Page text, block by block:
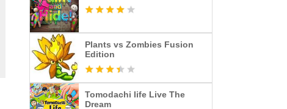
Plants vs Zombies Fusion
Edition
Tomodachi life Live The
Dream